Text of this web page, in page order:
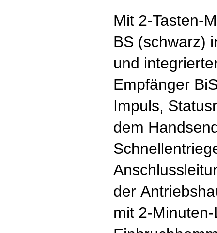
Mit 2-Tasten-
BS (schwarz)
und
Empfänger
Impuls,
dem
der
mit 2-